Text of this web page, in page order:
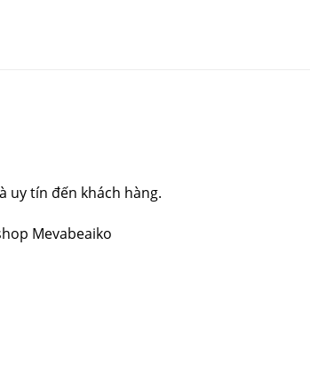
uy tín đến khách hàng.
Mevabeaiko